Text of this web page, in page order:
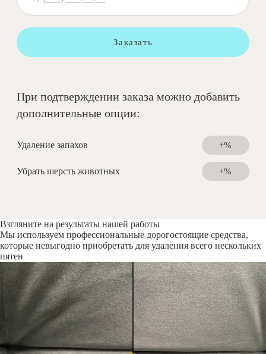
Заказать
При подтверждении заказа можно добавить
дополнительные опции:
Удаление запахов +%
Убрать шерсть животных +%
Взгляните на результаты нашей работы
Мы используем профессиональные дорогостоящие средства,
которые невыгодно приобретать для удаления всего нескольких
пятен